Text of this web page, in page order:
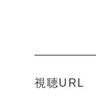
視聴URL